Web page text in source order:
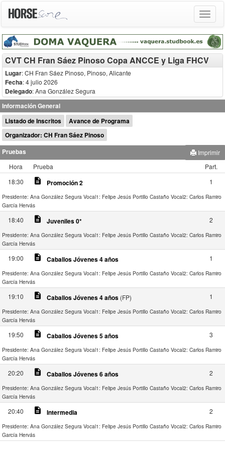
Toggle
CVT CH Fran Sáez Pinoso Copa ANCCE y Liga FHCV
Lugar: CH Fran Sáez Pinoso, Pinoso, Alicante
Fecha: 4 julio 2026
Delegado:Ana González Segura
Información General
Listado de Inscritos
Avance de Programa
Organizador: CH Fran Sáez Pinoso
Pruebas
Imprimir
Hora
Prueba
Part.
18:30
description Promoción 2 1
Presidente: Ana González Segura Vocal1: Felipe Jesús Portillo Castaño Vocal2: Carlos Ramiro
García Hervás
18:40 description Juveniles 0* 2
Presidente: Ana González Segura Vocal1: Felipe Jesús Portillo Castaño Vocal2: Carlos Ramiro
García Hervás
19:00 description Caballos Jóvenes 4 años 1
Presidente: Ana González Segura Vocal1: Felipe Jesús Portillo Castaño Vocal2: Carlos Ramiro
García Hervás
19:10 description Caballos Jóvenes 4 años (FP) 1
Presidente: Ana González Segura Vocal1: Felipe Jesús Portillo Castaño Vocal2: Carlos Ramiro
García Hervás
19:50 description Caballos Jóvenes 5 años 3
Presidente: Ana González Segura Vocal1: Felipe Jesús Portillo Castaño Vocal2: Carlos Ramiro
García Hervás
20:20 description Caballos Jóvenes 6 años 2
Presidente: Ana González Segura Vocal1: Felipe Jesús Portillo Castaño Vocal2: Carlos Ramiro
García Hervás
20:40 description Intermedia 2
Presidente: Ana González Segura Vocal1: Felipe Jesús Portillo Castaño Vocal2: Carlos Ramiro
García Hervás